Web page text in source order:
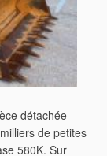
détachée
de petites
580K. Sur